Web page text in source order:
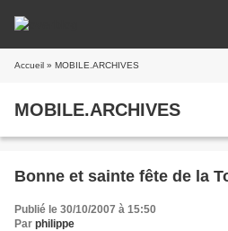
Accueil » MOBILE.ARCHIVES
MOBILE.ARCHIVES
Bonne et sainte fête de la
Publié le 30/10/2007 à 15:50
Par philippe